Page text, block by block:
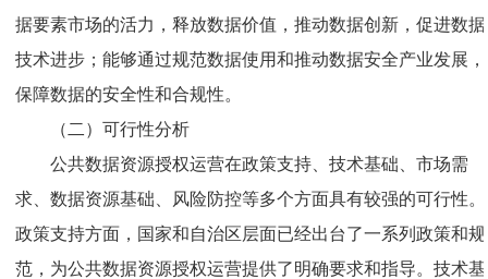
据要素市场的活力，释放数据价值，推动数据创新，促进数据
技术进步；能够通过规范数据使用和推动数据安全产业发展，
保障数据的安全性和合规性。
（二）可行性分析
公共数据资源授权运营在政策支持、技术基础、市场需
求、数据资源基础、风险防控等多个方面具有较强的可行性。
政策支持方面，国家和自治区层面已经出台了一系列政策和规
范，为公共数据资源授权运营提供了明确要求和指导。技术基